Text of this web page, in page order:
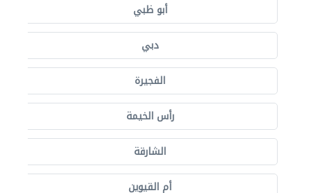
أبو ظبي
دبي
الفجيرة
رأس الخيمة
الشارقة
أم القيوين